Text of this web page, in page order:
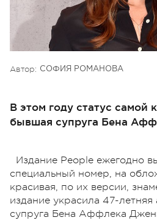
Автор: СОФИЯ РОМАНОВА
В этом году статус самой
бывшая супруга Бена
Издание People ежегодно
специальный номер, на
красивая, по их версии,
издание украсила 47-
супруга Бена Аффлека